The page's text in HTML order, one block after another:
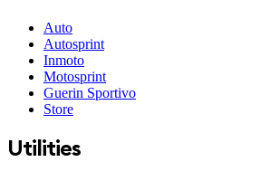
Auto
Autosprint
Inmoto
Motosprint
Guerin Sportivo
Store
Utilities